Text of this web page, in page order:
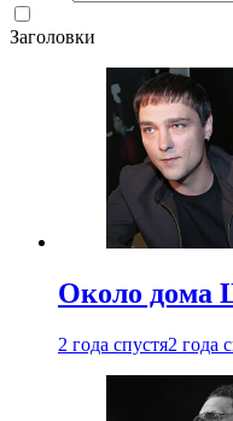
Заголовки
Около дома
2 года спустя2 года